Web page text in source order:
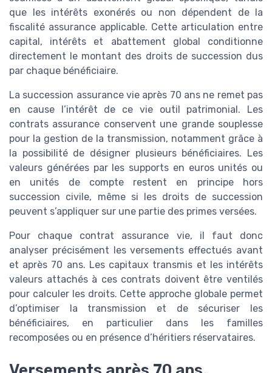
que les intérêts exonérés ou non dépendent de la
fiscalité assurance applicable. Cette articulation entre
capital, intérêts et abattement global conditionne
directement le montant des droits de succession dus
par chaque bénéficiaire.
La succession assurance vie après 70 ans ne remet pas
en cause l’intérêt de ce vie outil patrimonial. Les
contrats assurance conservent une grande souplesse
pour la gestion de la transmission, notamment grâce à
la possibilité de désigner plusieurs bénéficiaires. Les
valeurs générées par les supports en euros unités ou
en unités de compte restent en principe hors
succession civile, même si les droits de succession
peuvent s’appliquer sur une partie des primes versées.
Pour chaque contrat assurance vie, il faut donc
analyser précisément les versements effectués avant
et après 70 ans. Les capitaux transmis et les intérêts
valeurs attachés à ces contrats doivent être ventilés
pour calculer les droits. Cette approche globale permet
d’optimiser la transmission et de sécuriser les
bénéficiaires, en particulier dans les familles
recomposées ou en présence d’héritiers réservataires.